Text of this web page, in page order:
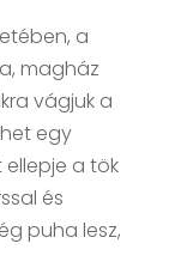
a
magház
vágjuk a
egy
a tök
és
puha lesz,